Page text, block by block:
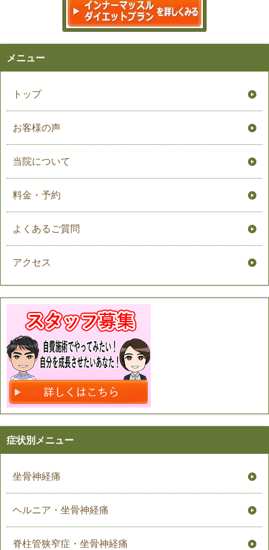
メニュー
トップ
お客様の声
当院について
料金・予約
よくあるご質問
アクセス
症状別メニュー
坐骨神経痛
ヘルニア・坐骨神経痛
脊柱管狭窄症・坐骨神経痛